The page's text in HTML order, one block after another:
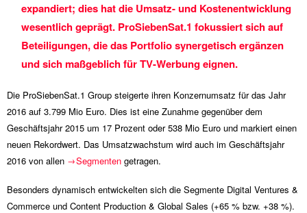
expandiert; dies hat die Umsatz- und Kostenentwicklung
wesentlich geprägt. ProSiebenSat.1 fokussiert sich auf
Beteiligungen, die das Portfolio synergetisch ergänzen
und sich maßgeblich für TV-Werbung eignen.
Die ProSiebenSat.1 Group steigerte ihren Konzernumsatz für das Jahr
2016 auf 3.799 Mio Euro. Dies ist eine Zunahme gegenüber dem
Geschäftsjahr 2015 um 17 Prozent oder538 Mio Euro und markiert einen
neuen Rekordwert. Das Umsatzwachstum wird auch im Geschäftsjahr
2016 von allen
Segmenten getragen.
Besonders dynamisch entwickelten sich die Segmente Digital Ventures &
Commerce und Content Production & Global Sales (+65 % bzw. +38 %).